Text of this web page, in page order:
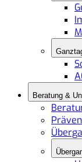
Beratung &